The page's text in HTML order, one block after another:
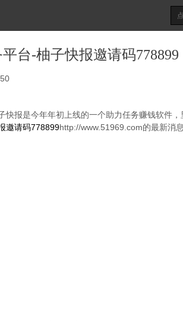
台-柚子快报邀请码778899
报是今年年初上线的一个助力任务赚钱软件，
邀请码778899http://www.51969.com的最新消